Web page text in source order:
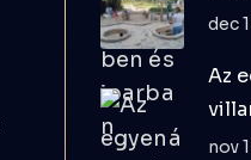
dec
Az
nov